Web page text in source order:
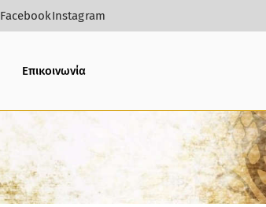
FacebookInstagram
Επικοινωνία